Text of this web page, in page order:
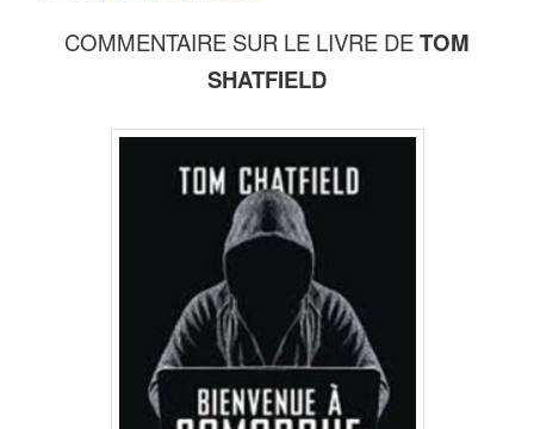
COMMENTAIRE SUR LE LIVRE DETOM
SHATFIELD